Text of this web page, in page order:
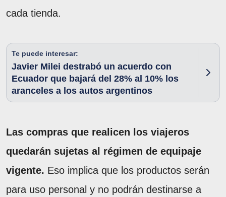
cada tienda.
Te puede interesar:
Javier Milei destrabó un acuerdo con
Ecuador que bajará del 28% al 10% los
aranceles a los autos argentinos
Las compras que realicen los viajeros
quedarán sujetas al régimen de equipaje
vigente. Eso implica que los productos serán
para uso personal y no podrán destinarse a